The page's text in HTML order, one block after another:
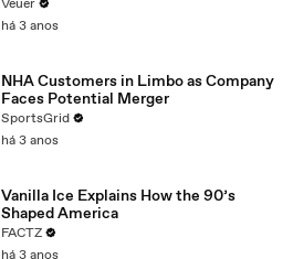
Veuer
há 3 anos
NHA Customers in Limbo as Company
Faces Potential Merger
SportsGrid
há 3 anos
Vanilla Ice Explains How the 90’s
Shaped America
FACTZ